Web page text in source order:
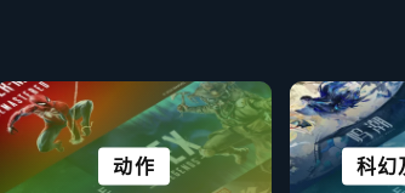
动作 科幻
生存
策略 城
非常适合 DECK